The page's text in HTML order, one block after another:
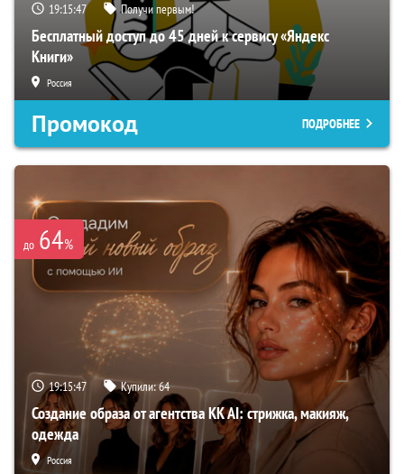
19:15:45 Получи первым!
Бесплатный доступ до 45 дней к сервису «Яндекс
Книги»
Россия
Промокод ПОДРОБНЕЕ
до 64%
19:15:45 Купили:64
Создание образа от агентства KK AI: стрижка, макияж,
одежда
Россия